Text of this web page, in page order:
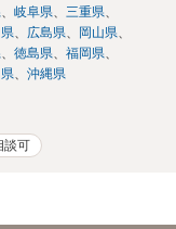
岐阜県
三重県
広島県
岡山県
徳島県
福岡県
沖縄県
談可